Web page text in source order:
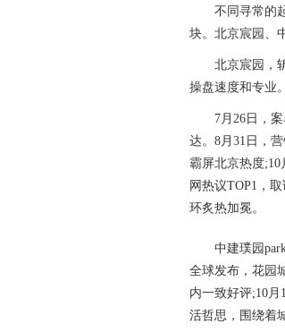
不同寻常的起
块。北京宸园、
北京宸园，斩
操盘速度和专业。
7月26日，案
达。8月31日，
霸屏北京热度;10
网热议TOP1，
环炙热加冕。
中建璞园park
全球发布，花园
内一致好评;10
活哲思，围绕着